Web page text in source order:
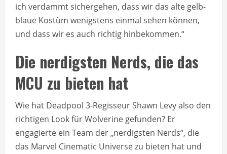
ich verdammt sichergehen, dass wir das alte gelb-
blaue Kostüm wenigstens einmal sehen können,
und dass wir es auch richtig hinbekommen.“
Die nerdigsten Nerds, die das
MCU zu bieten hat
Wie hat Deadpool 3-Regisseur Shawn Levy also den
richtigen Look für Wolverine gefunden? Er
engagierte ein Team der „nerdigsten Nerds“, die
das Marvel Cinematic Universe zu bieten hat und